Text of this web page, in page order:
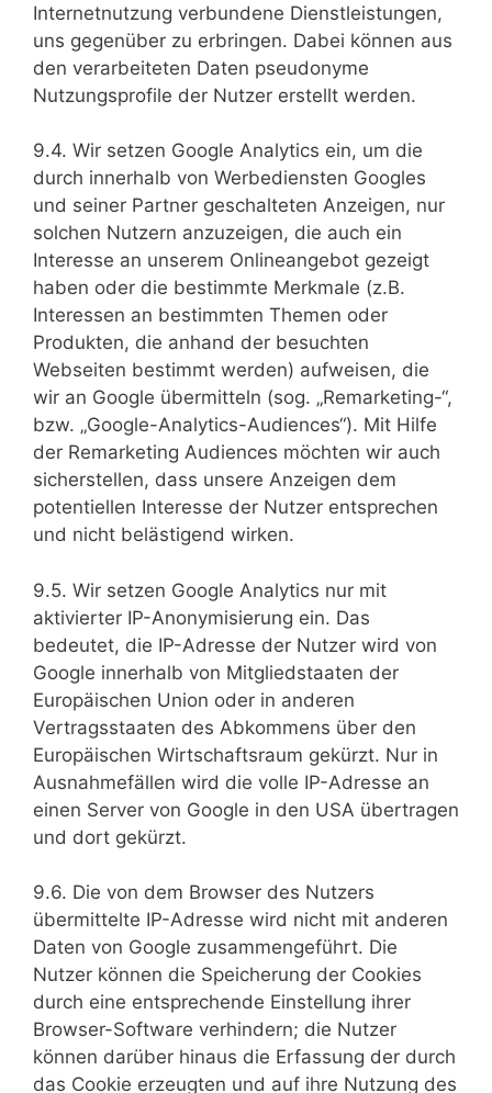
Internetnutzung verbundene Dienstleistungen,
uns gegenüber zu erbringen. Dabei können aus
den verarbeiteten Daten pseudonyme
Nutzungsprofile der Nutzer erstellt werden.
9.4. Wir setzen Google Analytics ein, um die
durch innerhalb von Werbediensten Googles
und seiner Partner geschalteten Anzeigen, nur
solchen Nutzern anzuzeigen, die auch ein
Interesse an unserem Onlineangebot gezeigt
haben oder die bestimmte Merkmale (z.B.
Interessen an bestimmten Themen oder
Produkten, die anhand der besuchten
Webseiten bestimmt werden) aufweisen, die
wir an Google übermitteln (sog. „Remarketing-“,
bzw. „Google-Analytics-Audiences“). Mit Hilfe
der Remarketing Audiences möchten wir auch
sicherstellen, dass unsere Anzeigen dem
potentiellen Interesse der Nutzer entsprechen
und nicht belästigend wirken.
9.5. Wir setzen Google Analytics nur mit
aktivierter IP-Anonymisierung ein. Das
bedeutet, die IP-Adresse der Nutzer wird von
Google innerhalb von Mitgliedstaaten der
Europäischen Union oder in anderen
Vertragsstaaten des Abkommens über den
Europäischen Wirtschaftsraum gekürzt. Nur in
Ausnahmefällen wird die volle IP-Adresse an
einen Server von Google in den USA übertragen
und dort gekürzt.
9.6. Die von dem Browser des Nutzers
übermittelte IP-Adresse wird nicht mit anderen
Daten von Google zusammengeführt. Die
Nutzer können die Speicherung der Cookies
durch eine entsprechende Einstellung ihrer
Browser-Software verhindern; die Nutzer
können darüber hinaus die Erfassung der durch
das Cookie erzeugten und auf ihre Nutzung des